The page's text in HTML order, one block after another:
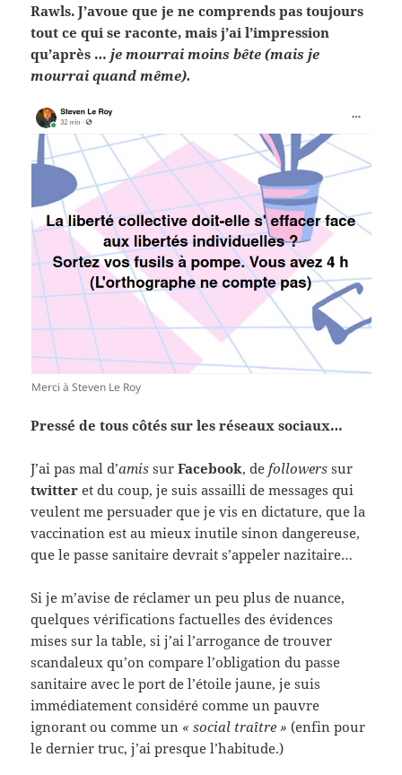
Rawls. J’avoue que je ne comprends pas toujours
tout ce qui se raconte, mais j’ai l’impression
qu’après … je mourrai moins bête (mais je
mourrai quand même).
Merci à Steven Le Roy
Pressé de tous côtés sur les réseaux sociaux…
J’ai pas mal d’amis surFacebook, de followers sur
twitter et du coup, je suis assailli de messages qui
veulent me persuader que je vis en dictature, que la
vaccination est au mieux inutile sinon dangereuse,
que le passe sanitaire devrait s’appeler nazitaire…
Si je m’avise de réclamer un peu plus de nuance,
quelques vérifications factuelles des évidences
mises sur la table, si j’ai l’arrogance de trouver
scandaleux qu’on compare l’obligation du passe
sanitaire avec le port de l’étoile jaune, je suis
immédiatement considéré comme un pauvre
ignorant ou comme un « social traître » (enfin pour
le dernier truc, j’ai presque l’habitude.)